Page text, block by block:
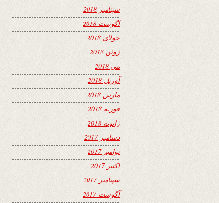
سپتامبر 2018
آگوست 2018
جولای 2018
ژوئن 2018
می 2018
آوریل 2018
مارس 2018
فوریه 2018
ژانویه 2018
دسامبر 2017
نوامبر 2017
اکتبر 2017
سپتامبر 2017
آگوست 2017